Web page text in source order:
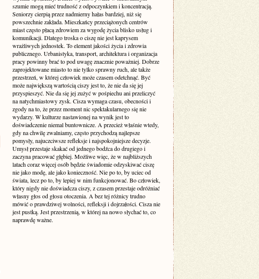
szumie mogą mieć trudność z odpoczynkiem i koncentracją.
Seniorzy cierpią przez nadmierny hałas bardziej, niż się
powszechnie zakłada. Mieszkańcy przeciążonych centrów
miast często płacą zdrowiem za wygodę życia blisko usług i
komunikacji. Dlatego troska o ciszę nie jest kaprysem
wrażliwych jednostek. To element jakości życia i zdrowia
publicznego. Urbanistyka, transport, architektura i organizacja
pracy powinny brać to pod uwagę znacznie poważniej. Dobrze
zaprojektowane miasto to nie tylko sprawny ruch, ale także
przestrzeń, w której człowiek może czasem odetchnąć. Być
może największą wartością ciszy jest to, że nie da się jej
przyspieszyć. Nie da się jej zużyć w pośpiechu ani przeliczyć
na natychmiastowy zysk. Cisza wymaga czasu, obecności i
zgody na to, że przez moment nic spektakularnego się nie
wydarzy. W kulturze nastawionej na wynik jest to
doświadczenie niemal buntownicze. A przecież właśnie wtedy,
gdy na chwilę zwalniamy, często przychodzą najlepsze
pomysły, najuczciwsze refleksje i najspokojniejsze decyzje.
Umysł przestaje skakać od jednego bodźca do drugiego i
zaczyna pracować głębiej. Możliwe więc, że w najbliższych
latach coraz więcej osób będzie świadomie odzyskiwać ciszę
nie jako modę, ale jako konieczność. Nie po to, by uciec od
świata, lecz po to, by lepiej w nim funkcjonować. Bo człowiek,
który nigdy nie doświadcza ciszy, z czasem przestaje odróżniać
własny głos od głosu otoczenia. A bez tej różnicy trudno
mówić o prawdziwej wolności, refleksji i dojrzałości. Cisza nie
jest pustką. Jest przestrzenią, w której na nowo słychać to, co
naprawdę ważne.